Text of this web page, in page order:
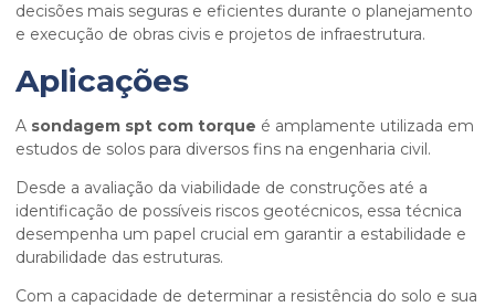
decisões mais seguras e eficientes durante o planejamento
e execução de obras civis e projetos de infraestrutura.
Aplicações
A sondagem spt com torque é amplamente utilizada em
estudos de solos para diversos fins na engenharia civil.
Desde a avaliação da viabilidade de construções até a
identificação de possíveis riscos geotécnicos, essa técnica
desempenha um papel crucial em garantir a estabilidade e
durabilidade das estruturas.
Com a capacidade de determinar a resistência do solo e sua